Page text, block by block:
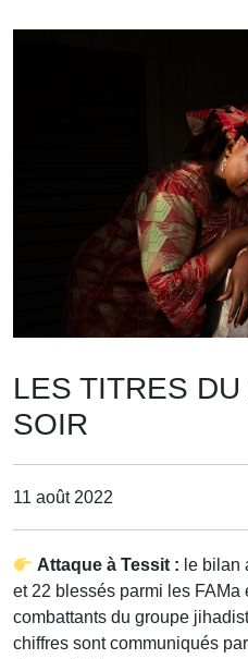
LES TITRES
SOIR
11 août 2022
Attaque à Tessit : le bilan
et 22 blessés parmi les FAMa
combattants du groupe
chiffres sont communiqués